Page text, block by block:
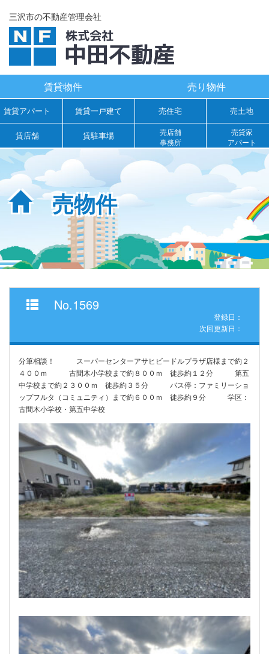
三沢市の不動産管理会社
賃貸物件 売り物件
賃貸アパート 賃貸一戸建て
賃店舗 賃駐車場
売住宅 売土地
売店舗
事務所
売貸家
アパート
売物件
No.1569
登録日：
次回更新日：
分筆相談！ スーパーセンターアサヒビードルプラザ店様まで約２
４００ｍ 古間木小学校まで約８００ｍ 徒歩約１２分 第五
中学校まで約２３００ｍ 徒歩約３５分 バス停：ファミリーショ
ップフルタ（コミュニティ）まで約６００ｍ 徒歩約９分 学区：
古間木小学校・第五中学校